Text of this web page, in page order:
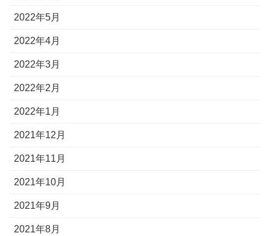
2022年5月
2022年4月
2022年3月
2022年2月
2022年1月
2021年12月
2021年11月
2021年10月
2021年9月
2021年8月